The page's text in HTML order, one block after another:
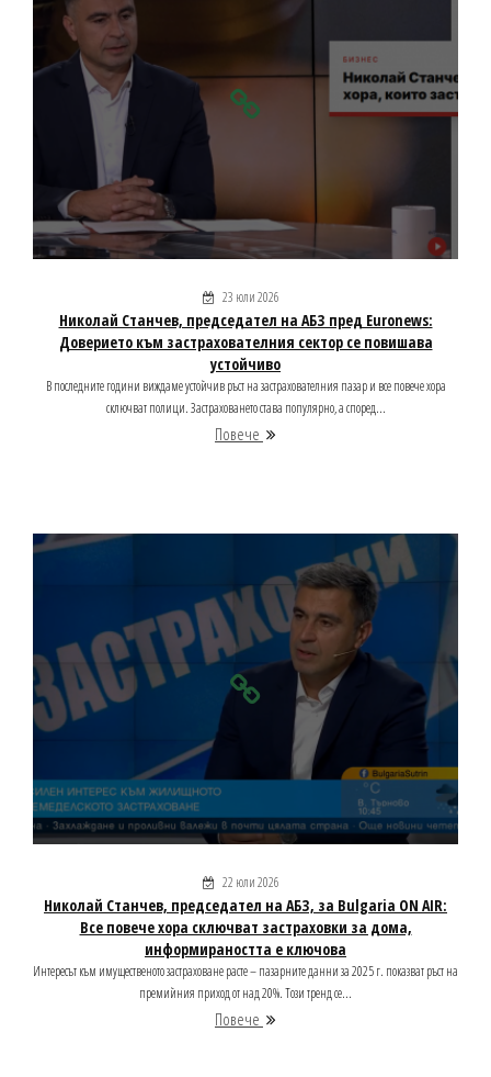
23 юли 2026
Николай Станчев, председател на АБЗ пред Euronews:
Доверието към застрахователния сектор се повишава
устойчиво
В последните години виждаме устойчив ръст на застрахователния пазар и все повече хора
сключват полици. Застраховането става популярно, а според...
Повече
22 юли 2026
Николай Станчев, председател на АБЗ, за Bulgaria ON AIR:
Все повече хора сключват застраховки за дома,
информираността е ключова
Интересът към имущественото застраховане расте – пазарните данни за 2025 г. показват ръст на
премийния приход от над 20%. Този тренд се...
Повече